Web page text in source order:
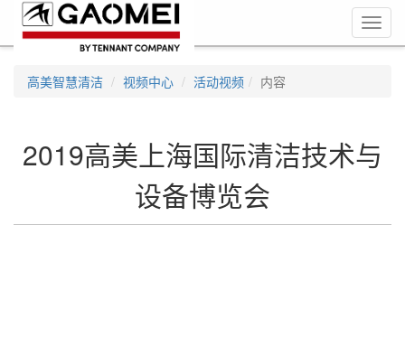
高美智慧清洁 视频中心 活动视频 内容
2019高美上海国际清洁技术与
设备博览会